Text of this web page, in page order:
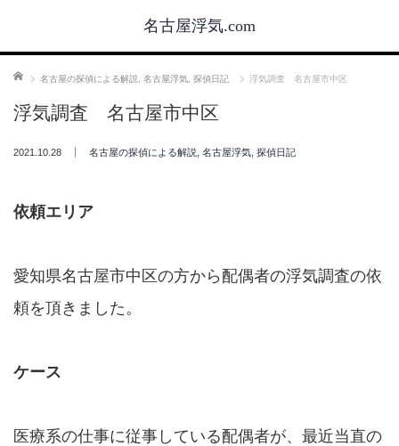
名古屋浮気.com
ホーム 名古屋の探偵による解説 名古屋浮気 探偵日記 浮気調査 名古屋市中区
浮気調査 名古屋市中区
2021.10.28 名古屋の探偵による解説 名古屋浮気 探偵日記
依頼エリア
愛知県名古屋市中区の方から配偶者の浮気調査の依
頼を頂きました。
ケース
医療系の仕事に従事している配偶者が、最近当直の